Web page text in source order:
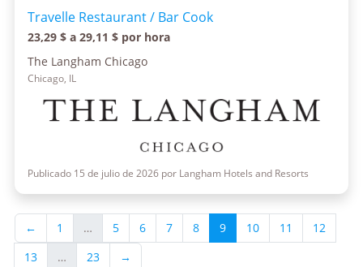
Travelle Restaurant / Bar Cook
23,29 $ a 29,11 $ por hora
The Langham Chicago
Chicago, IL
Publicado 15 de julio de 2026 por Langham Hotels and Resorts
← 1 … 5 6 7 8 9 10 11
12
13
… 23 →